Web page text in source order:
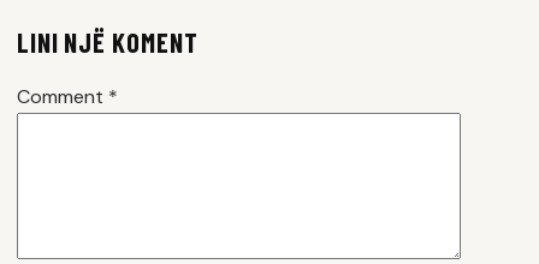
LINI NJË KOMENT
Comment *